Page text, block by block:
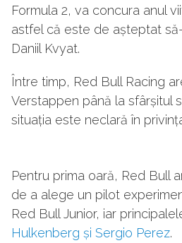
Formula 2, va concura anul
astfel că este de așteptat
Daniil Kvyat.
Între timp, Red Bull Racing
Verstappen până la sfârșitul
situația este neclară în
Pentru prima oară, Red Bull
de a alege un pilot
Red Bull Junior, iar
Hulkenberg și Sergio Perez.